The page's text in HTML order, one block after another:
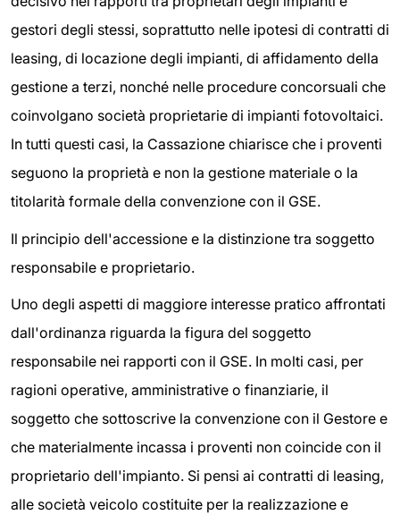
gestori degli stessi, soprattutto nelle ipotesi di contratti di
leasing, di locazione degli impianti, di affidamento della
gestione a terzi, nonché nelle procedure concorsuali che
coinvolgano società proprietarie di impianti fotovoltaici.
In tutti questi casi, la Cassazione chiarisce che i proventi
seguono la proprietà e non la gestione materiale o la
titolarità formale della convenzione con il GSE.
Il principio dell'accessione e la distinzione tra soggetto
responsabile e proprietario.
Uno degli aspetti di maggiore interesse pratico affrontati
dall'ordinanza riguarda la figura del soggetto
responsabile nei rapporti con il GSE. In molti casi, per
ragioni operative, amministrative o finanziarie, il
soggetto che sottoscrive la convenzione con il Gestore e
che materialmente incassa i proventi non coincide con il
proprietario dell'impianto. Si pensi ai contratti di leasing,
alle società veicolo costituite per la realizzazione e